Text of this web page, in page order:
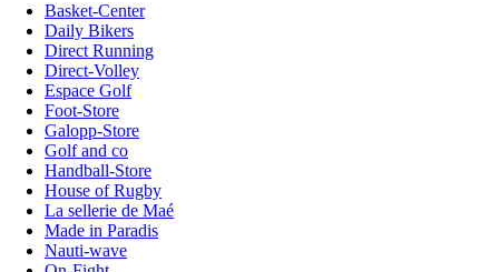
Basket-Center
Daily Bikers
Direct Running
Direct-Volley
Espace Golf
Foot-Store
Galopp-Store
Golf and co
Handball-Store
House of Rugby
La sellerie de Maé
Made in Paradis
Nauti-wave